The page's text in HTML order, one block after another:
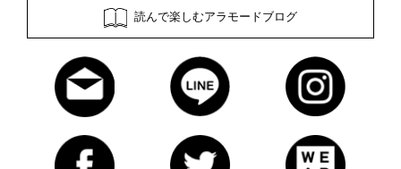
読んで楽しむアラモードブログ